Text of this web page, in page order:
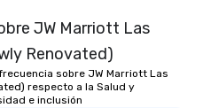
JW Marriott Las
Renovated)
sobre JW Marriott Las
respecto a la Salud y
e inclusión